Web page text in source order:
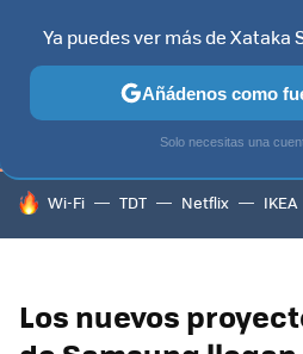
TELEVISORES CONTENIDOS
HOY SE HABLA DE
Wi-Fi TDT Netflix IKEA
Los nuevos
Ya puedes ver más de Xataka
Añádenos como
Solo necesitas una